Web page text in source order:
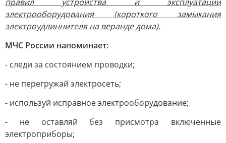
электрооборудования (короткого замыкания
электроудлиннителя на веранде дома).
МЧС России напоминает:
- следи за состоянием проводки;
- не перегружай электросеть;
- используй исправное электрооборудование;
- не оставляй без присмотра включенные
электроприборы;